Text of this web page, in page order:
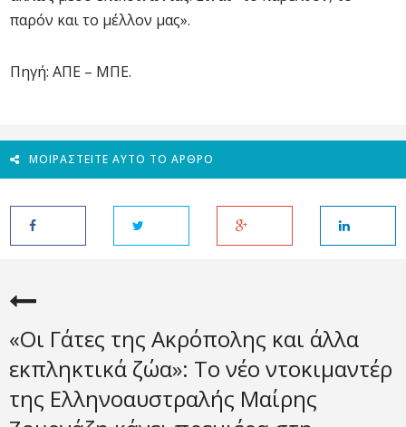
παρόν και το μέλλον μας».
Πηγή: ΑΠΕ – ΜΠΕ.
ΜΟΙΡΑΣΤΕΊΤΕ ΑΥΤΌ ΤΟ ΆΡΘΡΟ
«Οι Γάτες της Ακρόπολης και άλλα
εκπληκτικά ζώα»: Το νέο ντοκιμαντέρ
της Ελληνοαυστραλής Μαίρης